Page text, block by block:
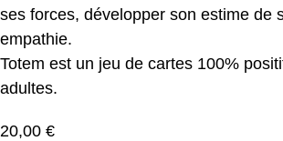
ses forces, développer son estime de
empathie.
Totem est un jeu de cartes 100%
adultes.
20,00 €